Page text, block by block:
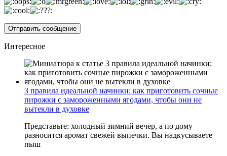
Интересное
3 правила идеальной начинки: как приготовить сочные
пирожки с замороженными ягодами, чтобы они не
вытекли в духовке
Представьте: холодный зимний вечер, а по дому
разносится аромат свежей выпечки. Вы надкусываете
пыш